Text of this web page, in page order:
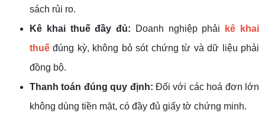
sách rủi ro.
Kê khai thuế đầy đủ:
Doanh nghiệp phải
kê khai
thuế đúng kỳ, không bỏ sót chứng từ và dữ liệu phải
đồng bộ.
Thanh toán đúng quy định: Đối với các hoá đơn lớn
không dùng tiền mặt, có đầy đủ giấy tờ chứng minh.